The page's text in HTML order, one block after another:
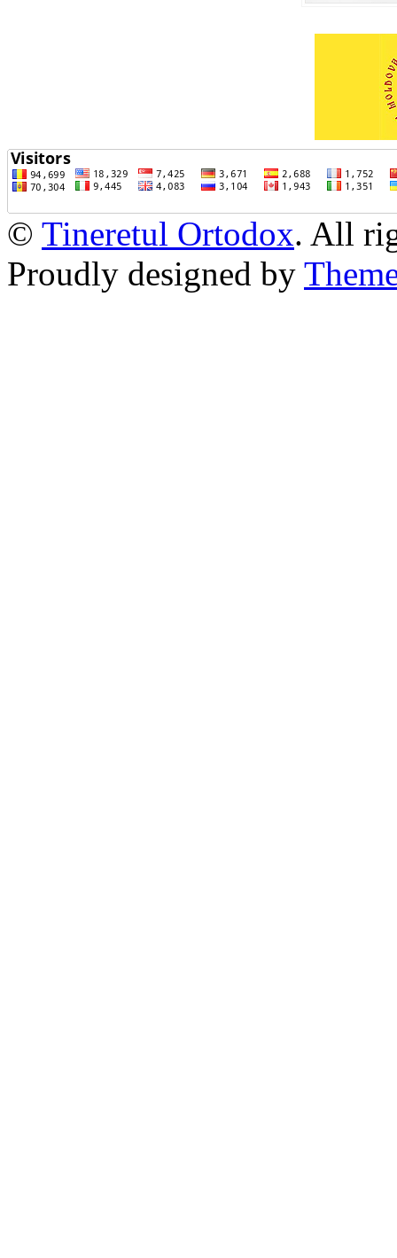
© Tineretul Ortodox. All
Proudly designed by